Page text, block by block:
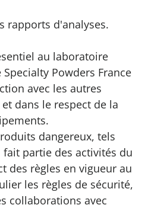
rapports d'analyses.
au laboratoire
Specialty Powders France
avec les autres
dans le respect de la
dangereux, tels
fait partie des activités du
des règles en vigueur au
les règles de sécurité,
collaborations avec